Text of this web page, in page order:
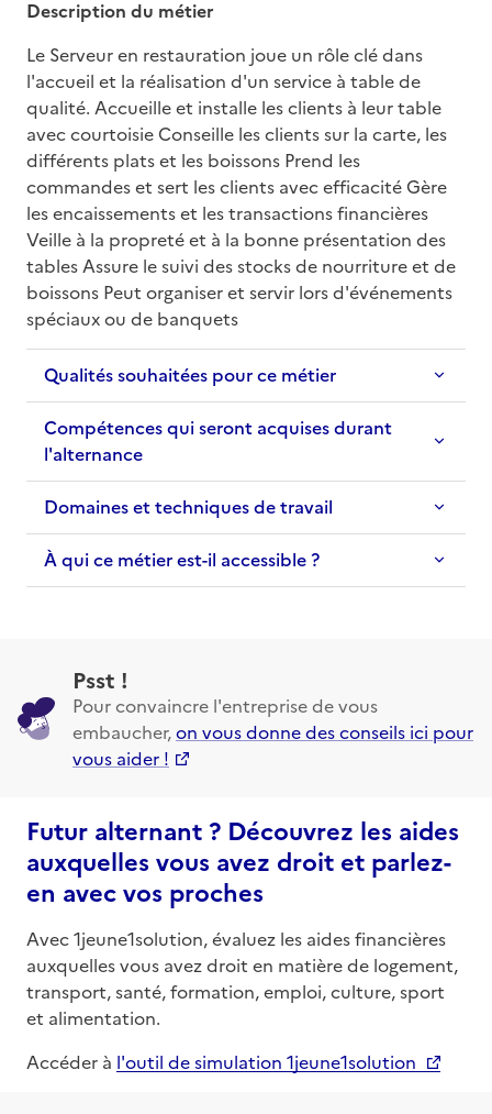
Description du métier
Le Serveur en restauration joue un rôle clé dans
l'accueil et la réalisation d'un service à table de
qualité. Accueille et installe les clients à leur table
avec courtoisie Conseille les clients sur la carte, les
différents plats et les boissons Prend les
commandes et sert les clients avec efficacité Gère
les encaissements et les transactions financières
Veille à la propreté et à la bonne présentation des
tables Assure le suivi des stocks de nourriture et de
boissons Peut organiser et servir lors d'événements
spéciaux ou de banquets
Qualités souhaitées pour ce métier
Compétences qui seront acquises durant
l'alternance
Domaines et techniques de travail
À qui ce métier est-il accessible ?
Psst !
Pour convaincre l'entreprise de vous
embaucher,on vous donne des conseils ici pour
vous aider !
Futur alternant ? Découvrez les aides
auxquelles vous avez droit et parlez-
en avec vos proches
Avec 1jeune1solution, évaluez les aides financières
auxquelles vous avez droit en matière de logement,
transport, santé, formation, emploi, culture, sport
et alimentation.
Accéder à l'outil de simulation 1jeune1solution